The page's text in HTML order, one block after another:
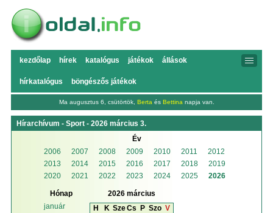
kezdőlap hírek katalógus játékok állások
hírkatalógus böngészős játékok
Ma augusztus 6, csütörtök, Berta és Bettina napja van.
Hírarchívum - Sport - 2026 március 3.
Év
2006
2007 2008 2009 2010 2011
2012
2013
2014 2015 2016 2017 2018
2019
2020
2021 2022 2023 2024 2025 2026
Hónap
január
2026 március
H
K SzeCs P Szo V